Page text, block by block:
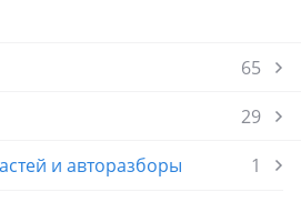
й рестайлинг] (J2), 2012 - 2015 3
65
29
и авторазборы
1